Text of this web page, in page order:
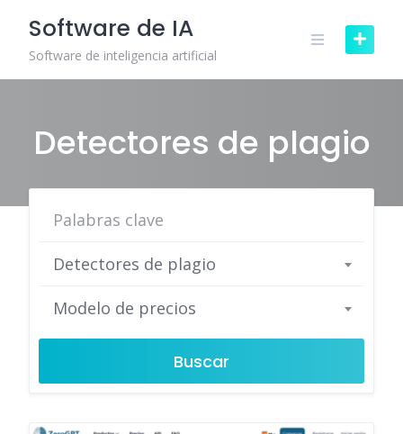
content
Software de IA
Software de inteligencia artificial
Detectores de plagio
Detectores de plagio
Modelo de precios
Buscar